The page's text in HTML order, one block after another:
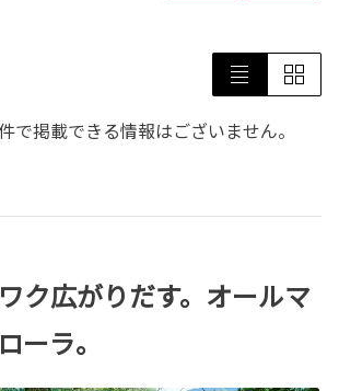
で掲載できる情報はございません。
ク広がりだす。オールマ
ーラ。